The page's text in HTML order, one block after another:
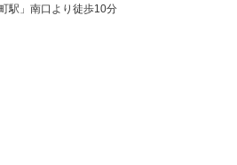
駅」南口より徒歩10分